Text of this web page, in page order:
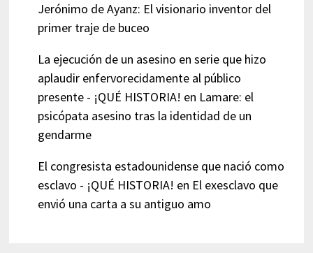
Jerónimo de Ayanz: El visionario inventor del
primer traje de buceo
La ejecución de un asesino en serie que hizo
aplaudir enfervorecidamente al público
presente - ¡QUÉ HISTORIA! en Lamare: el
psicópata asesino tras la identidad de un
gendarme
El congresista estadounidense que nació como
esclavo - ¡QUÉ HISTORIA! en El exesclavo que
envió una carta a su antiguo amo